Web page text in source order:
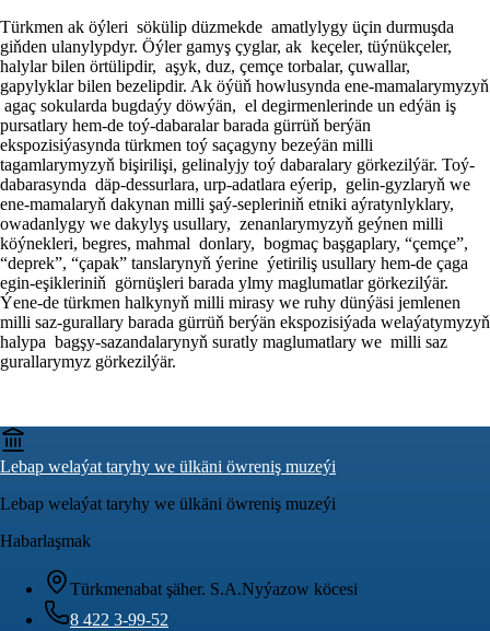
Türkmen ak öýleri sökülip düzmekde amatlylygy üçin durmuşda
giňden ulanylypdyr. Öýler gamyş çyglar, ak keçeler, tüýnükçeler,
halylar bilen örtülipdir, aşyk, duz, çemçe torbalar, çuwallar,
gapylyklar bilen bezelipdir. Ak öýüň howlusynda ene-mamalarymyzyň
agaç sokularda bugdaýy döwýän, el degirmenlerinde un edýän iş
pursatlary hem-de toý-dabaralar barada gürrüň berýän
ekspozisiýasynda türkmen toý saçagyny bezeýän milli
tagamlarymyzyň bişirilişi, gelinalyjy toý dabaralary görkezilýär. Toý-
dabarasynda däp-dessurlara, urp-adatlara eýerip, gelin-gyzlaryň we
ene-mamalaryň dakynan milli şaý-sepleriniň etniki aýratynlyklary,
owadanlygy we dakylyş usullary, zenanlarymyzyň geýnen milli
köýnekleri, begres, mahmal donlary, bogmaç başgaplary, “çemçe”,
“deprek”, “çapak” tanslarynyň ýerine ýetiriliş usullary hem-de çaga
egin-eşikleriniň görnüşleri barada ylmy maglumatlar görkezilýär.
Ýene-de türkmen halkynyň milli mirasy we ruhy dünýäsi jemlenen
milli saz-gurallary barada gürrüň berýän ekspozisiýada welaýatymyzyň
halypa bagşy-sazandalarynyň suratly maglumatlary we milli saz
gurallarymyz görkezilýär.
Lebap welaýat taryhy we ülkäni öwreniş muzeýi
Lebap welaýat taryhy we ülkäni öwreniş muzeýi
Habarlaşmak
Türkmenabat şäher. S.A.Nyýazow köcesi
8 422 3-99-52